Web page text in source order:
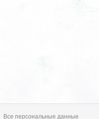
Все персональные данные